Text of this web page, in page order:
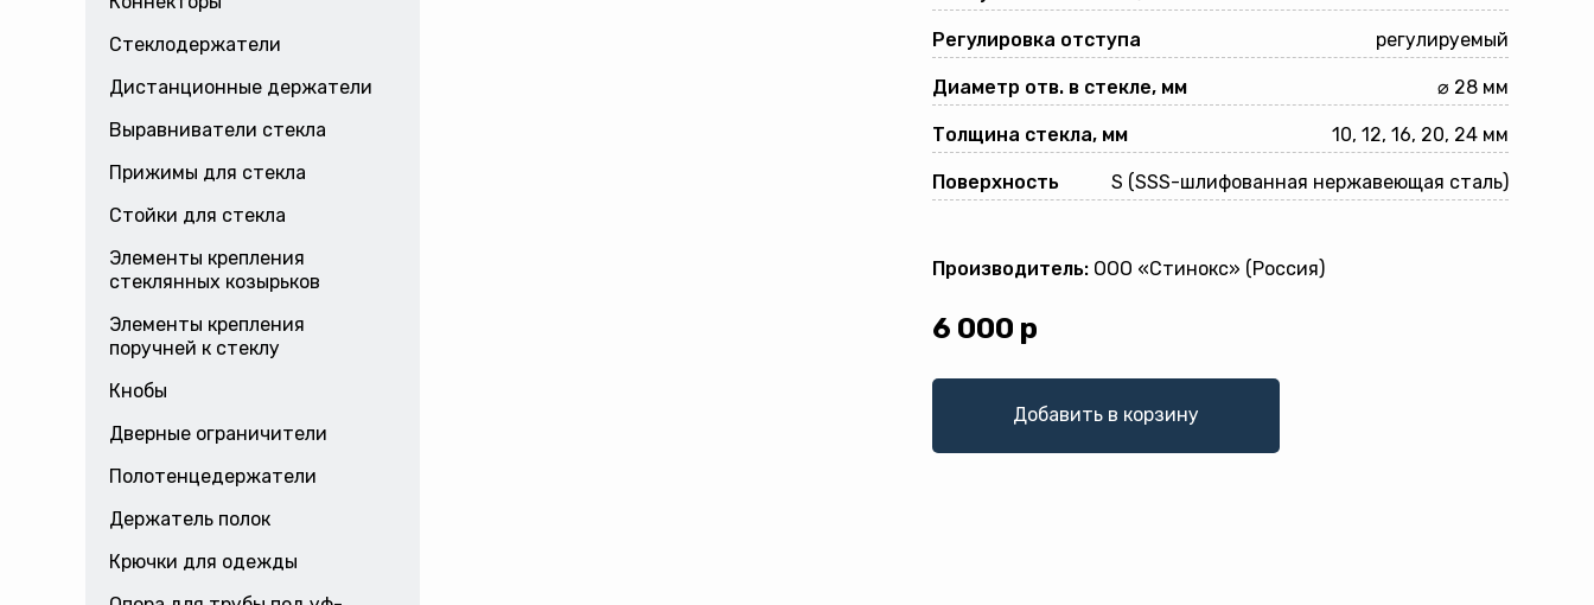
Стеклодержатели
Дистанционные держатели
Выравниватели стекла
Прижимы для стекла
Стойки для стекла
Элементы крепления
стеклянных козырьков
Элементы крепления
поручней к стеклу
Кнобы
Дверные ограничители
Полотенцедержатели
Держатель полок
Крючки для одежды
Регулировка отступа регулируемый
Диаметр отв. в стекле, мм ⌀ 28 мм
Толщина стекла, мм 10, 12, 16, 20, 24 мм
Поверхность S (SSS-шлифованная нержавеющая сталь)
Производитель: ООО «Стинокс» (Россия)
6 000 р
Добавить в корзину